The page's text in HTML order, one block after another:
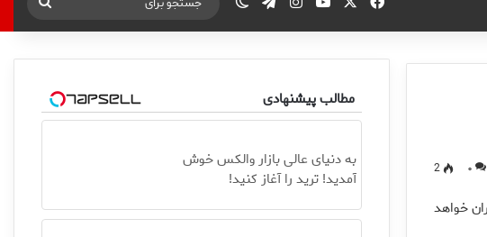
برای
۰ 2
خواهد
مطالب پیشنهادی
به دنیای عالی بازار والکس خوش
آمدید! ترید را آغاز کنید!